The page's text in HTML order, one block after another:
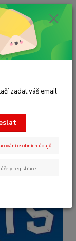
Menu
ks
0 Kč
zadat váš email
osobních údajů.
registrace.